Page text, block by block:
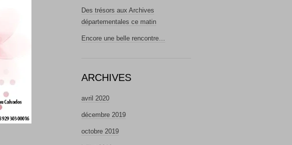
Des trésors aux Archives
départementales ce matin
Encore une belle rencontre…
ARCHIVES
avril 2020
décembre 2019
octobre 2019